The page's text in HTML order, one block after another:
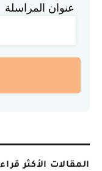
عنوان المراسلة
المقالات الأكثر